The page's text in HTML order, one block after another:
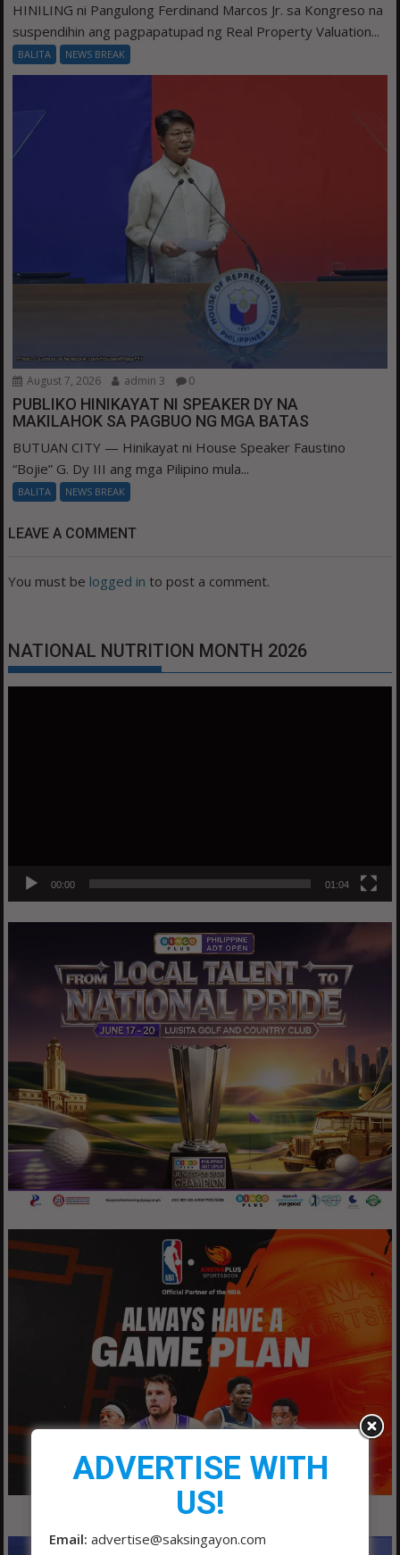
HINILING ni Pangulong Ferdinand Marcos Jr. sa Kongreso na
suspendihin ang pagpapatupad ng Real Property Valuation...
BALITA NEWS BREAK
August 7, 2026 admin 3 0
PUBLIKO HINIKAYAT NI SPEAKER DY NA
MAKILAHOK SA PAGBUO NG MGA BATAS
BUTUAN CITY — Hinikayat ni House Speaker Faustino
“Bojie” G. Dy III ang mga Pilipino mula...
BALITA NEWS BREAK
LEAVE A COMMENT
You must be logged in to post a comment.
NATIONAL NUTRITION MONTH 2026
00:00 01:04
ADVERTISE WITH
US!
Email: advertise@saksingayon.com